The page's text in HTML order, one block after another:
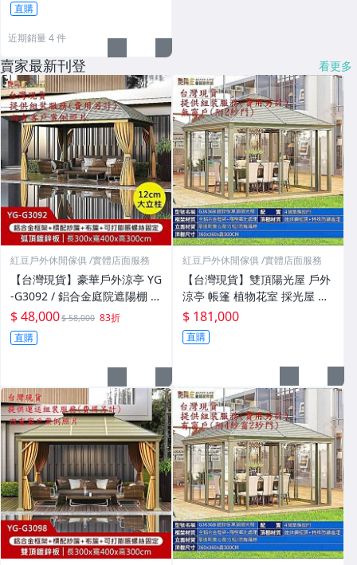
直購
近期銷量 4 件
賣家最新刊登 看更多
紅豆戶外休閒傢俱 /實體店面服務
【台灣現貨】豪華戶外涼亭 YG
-G3092 / 鋁合金庭院遮陽棚 /
別墅花園弧形發呆亭 / 室外防
雨防曬泡茶亭 景觀雨棚
$ 48,000$ 58,000 83折
直購
紅豆戶外休閒傢俱 /實體店面服務
【台灣現貨】雙頂陽光屋 戶外
涼亭 帳篷 植物花室 採光屋 陽
光房 家用簡易房YG-G3636B無
窗戶
$ 181,000
直購